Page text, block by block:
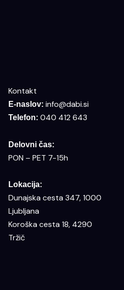
Kontakt
E-naslov: info@dabi.si
Telefon: 040 412 643
Delovni čas:
PON – PET 7-15h
Lokacija:
Dunajska cesta 347, 1000
Ljubljana
Koroška cesta 18, 4290
Tržič